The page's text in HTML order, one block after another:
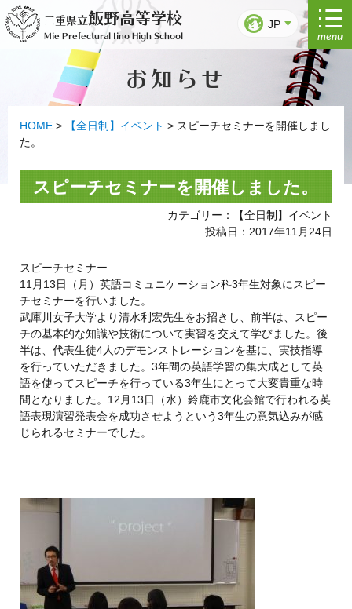
ン
三重県立飯野高等学校
Mie Prefectural Iino High School
JP
menu
お知らせ
HOME > 【全日制】イベント > スピーチセミナーを開催しまし
た。
スピーチセミナーを開催しました。
カテゴリー：【全日制】イベント
投稿日：2017年11月24日
スピーチセミナー
11月13日（月）英語コミュニケーション科3年生対象にスピー
チセミナーを行いました。
武庫川女子大学より清水利宏先生をお招きし、前半は、スピー
チの基本的な知識や技術について実習を交えて学びました。後
半は、代表生徒4人のデモンストレーションを基に、実技指導
を行っていただきました。3年間の英語学習の集大成として英
語を使ってスピーチを行っている3年生にとって大変貴重な時
間となりました。12月13日（水）鈴鹿市文化会館で行われる英
語表現演習発表会を成功させようという3年生の意気込みが感
じられるセミナーでした。